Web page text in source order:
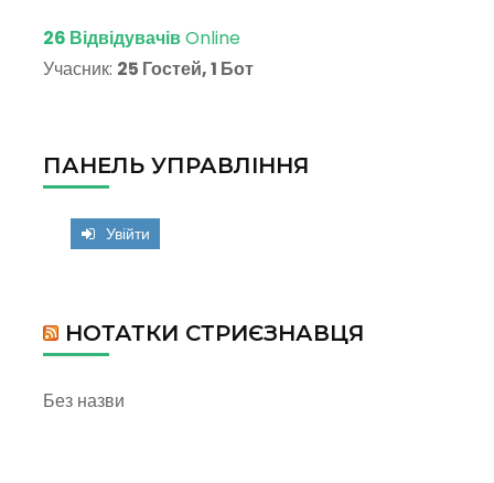
26 ВідвідувачівOnline
Учасник: 25 Гостей, 1 Бот
ПАНЕЛЬ УПРАВЛІННЯ
Увійти
НОТАТКИ СТРИЄЗНАВЦЯ
Без назви